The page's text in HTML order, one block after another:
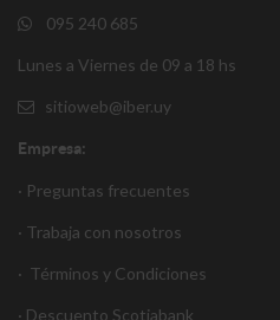
095 240 685
Lunes a Viernes de 09 a 18 hs
sitioweb@iber.uy
Empresa:
· Preguntas frecuentes
· Trabaja con nosotros
· Términos y Condiciones
· Descuento Scotiabank